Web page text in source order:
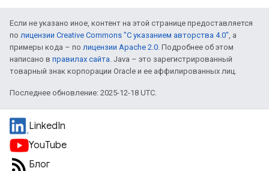
Если не указано иное, контент на этой странице предоставляется
по лицензии Creative Commons "С указанием авторства 4.0", а
примеры кода – по лицензии Apache 2.0. Подробнее об этом
написано в правилах сайта. Java – это зарегистрированный
товарный знак корпорации Oracle и ее аффилированных лиц.
Последнее обновление: 2025-12-18 UTC.
LinkedIn
YouTube
Блог